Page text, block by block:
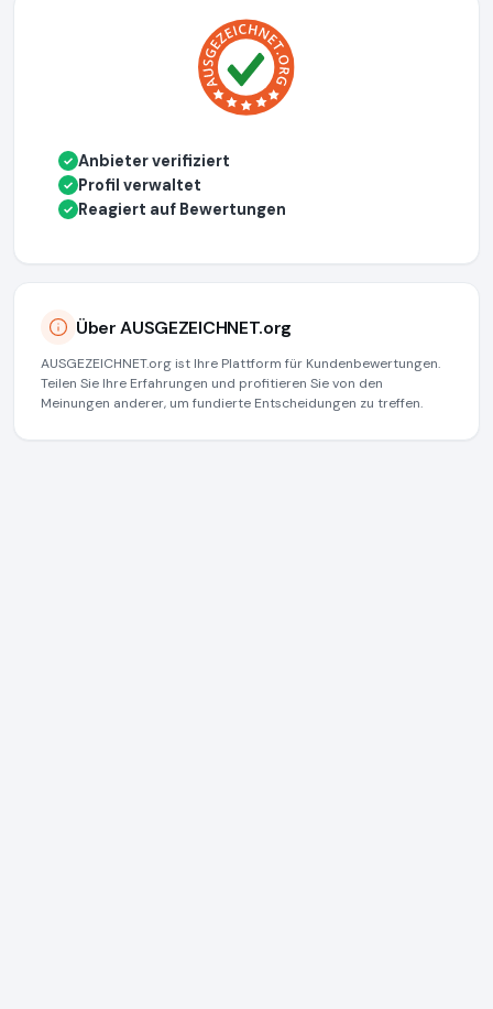
✓ Anbieter verifiziert
✓ Profil verwaltet
✓ Reagiert auf Bewertungen
Über AUSGEZEICHNET.org
AUSGEZEICHNET.org ist Ihre Plattform für Kundenbewertungen.
Teilen Sie Ihre Erfahrungen und profitieren Sie von den
Meinungen anderer, um fundierte Entscheidungen zu treffen.